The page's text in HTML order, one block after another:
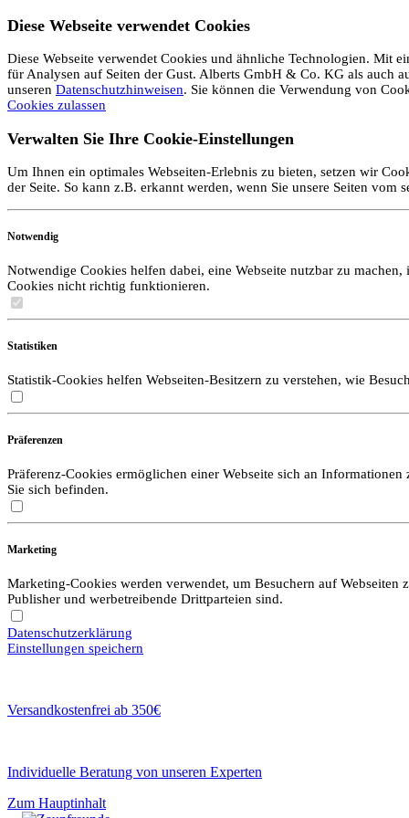
Diese Webseite verwendet Cookies
Diese Webseite verwendet Cookies und ähnliche Technologien. Mit
für Analysen auf Seiten der Gust. Alberts GmbH & Co. KG als auch
unseren Datenschutzhinweisen. Sie können die Verwendung von
Cookies zulassen
Verwalten Sie Ihre Cookie-Einstellungen
Um Ihnen ein optimales Webseiten-Erlebnis zu bieten, setzen wir
der Seite. So kann z.B. erkannt werden, wenn Sie unsere Seiten
Notwendig
Notwendige Cookies helfen dabei, eine Webseite nutzbar zu
Cookies nicht richtig funktionieren.
Statistiken
Statistik-Cookies helfen Webseiten-Besitzern zu verstehen, wie
Präferenzen
Präferenz-Cookies ermöglichen einer Webseite sich an
Sie sich befinden.
Marketing
Marketing-Cookies werden verwendet, um Besuchern auf
Publisher und werbetreibende Drittparteien sind.
Datenschutzerklärung
Einstellungen speichern
Versandkostenfrei ab 350€
Individuelle Beratung von unseren Experten
Zum Hauptinhalt